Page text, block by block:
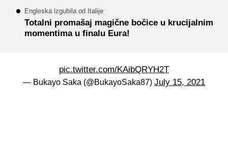
Engleska izgubila od Italije
Totalni promašaj magične bočice u krucijalnim
momentima u finalu Eura!
pic.twitter.com/KAibQRYH2T
— Bukayo Saka (@BukayoSaka87) July 15, 2021